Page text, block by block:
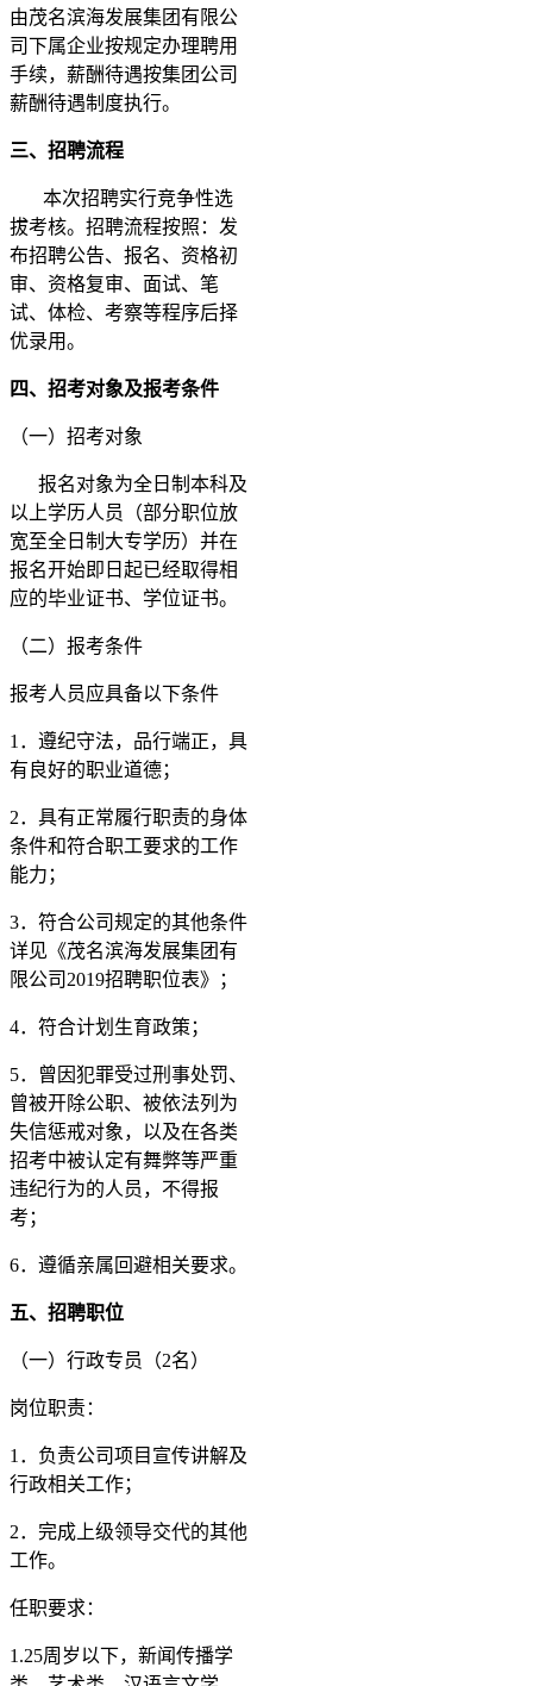
由茂名滨海发展集团有限公
司下属企业按规定办理聘用
手续，薪酬待遇按集团公司
薪酬待遇制度执行。
三、招聘流程
本次招聘实行竞争性选
拔考核。招聘流程按照：发
布招聘公告、报名、资格初
审、资格复审、面试、笔
试、体检、考察等程序后择
优录用。
四、招考对象及报考条件
（一）招考对象
报名对象为全日制本科及
以上学历人员（部分职位放
宽至全日制大专学历）并在
报名开始即日起已经取得相
应的毕业证书、学位证书。
（二）报考条件
报考人员应具备以下条件
1．遵纪守法，品行端正，具
有良好的职业道德；
2．具有正常履行职责的身体
条件和符合职工要求的工作
能力；
3．符合公司规定的其他条件
详见《茂名滨海发展集团有
限公司2019招聘职位表》；
4．符合计划生育政策；
5．曾因犯罪受过刑事处罚、
曾被开除公职、被依法列为
失信惩戒对象，以及在各类
招考中被认定有舞弊等严重
违纪行为的人员，不得报
考；
6．遵循亲属回避相关要求。
五、招聘职位
（一）行政专员（2名）
岗位职责：
1．负责公司项目宣传讲解及
行政相关工作；
2．完成上级领导交代的其他
工作。
任职要求：
1.25周岁以下，新闻传播学